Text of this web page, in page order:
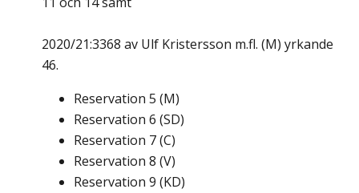
2020/21:3368 av Ulf Kristersson m.fl. (M) yrkande
46.
Reservation 5 (M)
Reservation 6 (SD)
Reservation 7(C)
Reservation 8 (V)
Reservation 9 (KD)